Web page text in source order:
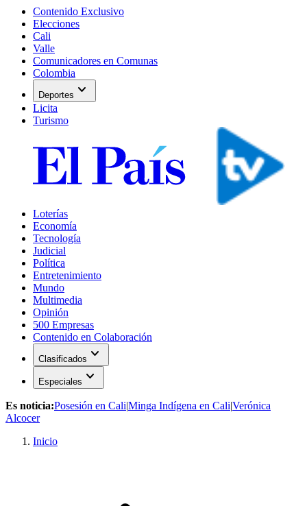
Contenido Exclusivo
Elecciones
Cali
Valle
Comunicadores en Comunas
Colombia
Deportes expand_more
Licita
Turismo
Loterías
Economía
Tecnología
Judicial
Política
Entretenimiento
Mundo
Multimedia
Opinión
500 Empresas
Contenido en Colaboración
Clasificados expand_more
Especiales expand_more
Es noticia:Posesión en Cali|Minga Indígena en Cali|Verónica
Alcocer
Inicio